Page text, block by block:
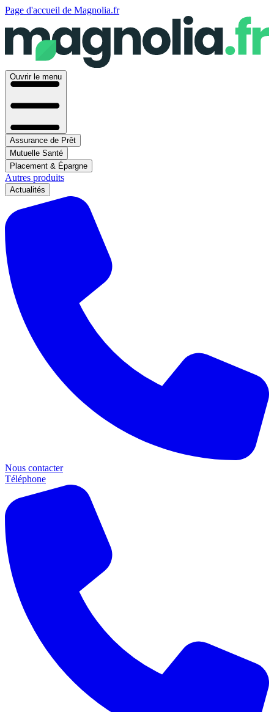
Page d'accueil de Magnolia.fr
Ouvrir le menu
Assurance de Prêt
Mutuelle Santé
Placement & Épargne
Autres produits
Actualités
Nous contacter
Téléphone